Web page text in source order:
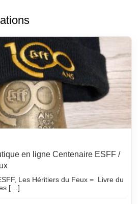
en ligne Centenaire ESFF /
Les Héritiers du Feux = Livre du
[…]